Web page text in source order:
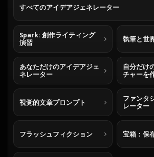
すべてのアイデアジェネレーター
Spark: 創作ライティング
演習
執筆と世
あなただけのアイデアジェ
ネレーター
自分だけ
チャーを
視覚的文章プロンプト
ファンタ
レーター
フラッシュフィクション 宝箱：保